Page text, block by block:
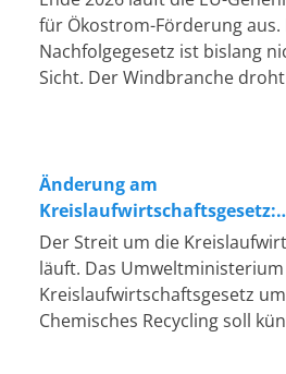
für Ökostrom-Förderung aus.
Nachfolgegesetz ist bislang
Sicht. Der Windbranche droht
Problem hat die Politik
gelöst, die Verfahren laufen
deutlich schneller. Die
der Branche bestätigt dieses
So viele Windräder wie nie
wurden genehmigt, doch im
Halbjahr gingen netto nur
Änderung am
Kreislaufwirtschaftsgesetz:
Chemisches Recycling soll
füllen
Der Streit um die
läuft. Das
Kreislaufwirtschaftsgesetz
Chemisches Recycling soll